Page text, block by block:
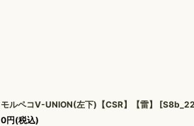
モルペコV-UNION(左下)【CSR】【雷】 [
0円(税込)